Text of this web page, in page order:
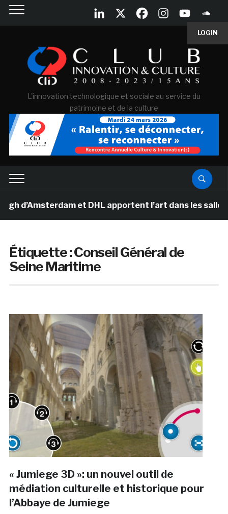
LOGIN
L'innovation technologique et sociale au service du
patrimoine et de la culture
d’Amsterdam et DHL apportent l’art dans les salles
Étiquette :Conseil Général de
Seine Maritime
« Jumiege 3D »: un nouvel outil de
médiation culturelle et historique pour
l’Abbaye de Jumiege